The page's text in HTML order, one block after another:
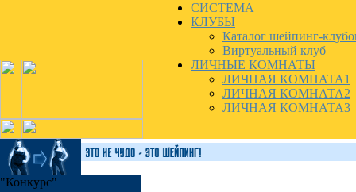
СИСТЕМА
КЛУБЫ
Каталог шейпинг-
Виртуальный клуб
ЛИЧНЫЕ КОМНАТЫ
ЛИЧНАЯ КОМНАТА1
ЛИЧНАЯ КОМНАТА2
ЛИЧНАЯ КОМНАТА3
"Конкурс"